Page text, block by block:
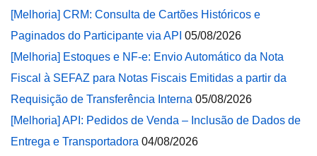
[Melhoria] CRM: Consulta de Cartões Históricos e
Paginados do Participante via API 05/08/2026
[Melhoria] Estoques e NF-e: Envio Automático da Nota
Fiscal à SEFAZ para Notas Fiscais Emitidas a partir da
Requisição de Transferência Interna 05/08/2026
[Melhoria] API: Pedidos de Venda – Inclusão de Dados de
Entrega e Transportadora 04/08/2026